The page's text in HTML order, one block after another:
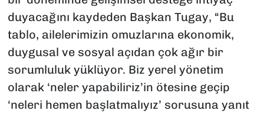
duyacağını kaydeden Başkan Tugay, “Bu
tablo, ailelerimizin omuzlarına ekonomik,
duygusal ve sosyal açıdan çok ağır bir
sorumluluk yüklüyor. Biz yerel yönetim
olarak ‘neler yapabiliriz’in ötesine geçip
‘neleri hemen başlatmalıyız’ sorusuna yanıt